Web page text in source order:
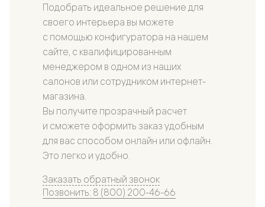
Подобрать идеальное решение для
своего интерьера вы можете
с помощью конфигуратора на нашем
сайте, с квалифицированным
менеджером в одном из наших
салонов или сотрудником интернет-
магазина.
Вы получите прозрачный расчет
и сможете оформить заказ удобным
для вас способом онлайн или офлайн.
Это легко и удобно.
Заказать обратный звонок
Позвонить: 8 (800) 200-46-66